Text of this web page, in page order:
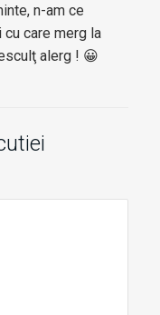
n-am ce
cu care merg la
alerg ! 😀